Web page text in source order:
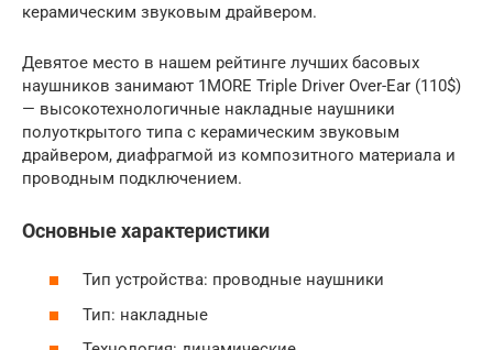
керамическим звуковым драйвером.
Девятое место в нашем рейтинге лучших басовых
наушников занимают 1MORE Triple Driver Over-Ear (110$)
— высокотехнологичные накладные наушники
полуоткрытого типа с керамическим звуковым
драйвером, диафрагмой из композитного материала и
проводным подключением.
Основные характеристики
Тип устройства: проводные наушники
Тип: накладные